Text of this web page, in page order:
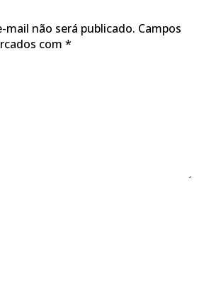
mail não será publicado. Campos
com *